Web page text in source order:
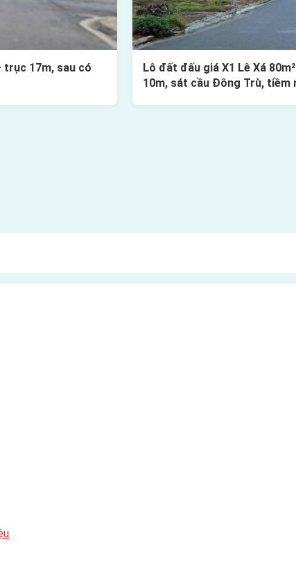
trục 17m, sau có
Lô đất đấu giá X1 Lê Xá
10m, sát cầu Đông Trù, tiềm